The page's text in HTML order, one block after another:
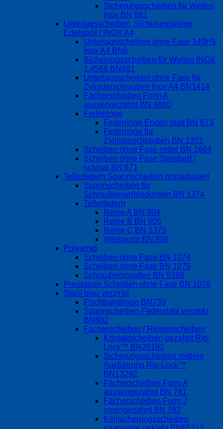
Sicherungsscheiben für Wellen
Inox BN 682
Unterlagsscheiben, Sicherungsringe
Edelstahl / INOX A4
Unterlagsscheiben ohne Fase 140HV
Inox A4 BN6
Sicherungsscheiben für Wellen INOX
1.4568 BN681
Unterlagsscheiben ohne Fase für
Zylinderschrauben Inox A4 BN1414
Fächerscheiben Form A
aussengezahnt BN 4880
Federringe
Federringe Enden glatt BN 673
Federringe für
Zylinderschrauben BN 1352
Scheiben ohne Fase mittel BN 1684
Scheiben ohne Fase Standard /
schmal BN 671
Tellerfedern Spannscheiben phosphatiert
Spannscheiben für
Schraubenverbindungen BN 1374
Tellerfedern
Reihe A BN 804
Reihe B BN 805
Reihe C BN 1375
Werknorm BN 806
Polyamid
Scheiben ohne Fase BN 1074
Scheiben ohne Fase BN 1075
Schraubenrosetten BN 5386
Pressspan Scheiben ohne Fase BN 1076
Stahl blau verzinkt
Fischbandringe BN739
Spannscheiben Federstahl verzinkt
BN802
Fächerscheiben / Rippenscheiben
Kontaktscheiben gezahnt Rip-
Lock™ BN20192
Sicherungsscheiben mittlere
Ausführung Rip-Lock™
BN13292
Fächerscheiben Form A
aussengezahnt BN 781
Fächerscheiben Form J
innengezahnt BN 782
Keilsicherungsscheiben